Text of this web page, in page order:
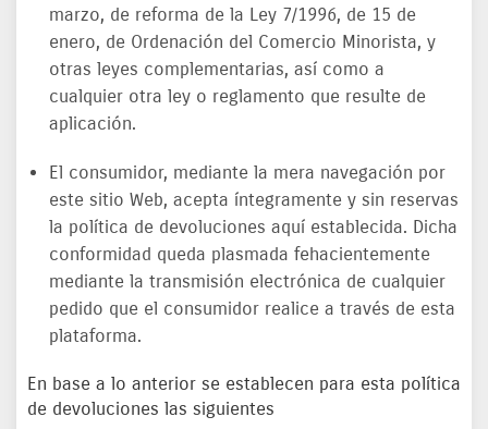
marzo, de reforma de la Ley 7/1996, de 15 de
enero, de Ordenación del Comercio Minorista, y
otras leyes complementarias, así como a
cualquier otra ley o reglamento que resulte de
aplicación.
El consumidor, mediante la mera navegación por
este sitio Web, acepta íntegramente y sin reservas
la política de devoluciones aquí establecida. Dicha
conformidad queda plasmada fehacientemente
mediante la transmisión electrónica de cualquier
pedido que el consumidor realice a través de esta
plataforma.
En base a lo anterior se establecen para esta política
de devoluciones las siguientes